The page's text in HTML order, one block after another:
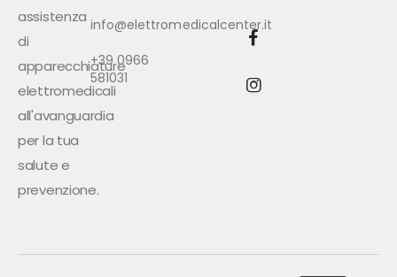
assistenza
di
apparecchiature
elettromedicali
all'avanguardia
per la tua
salute e
prevenzione.
info@elettromedicalcenter.it
+39 0966
581031